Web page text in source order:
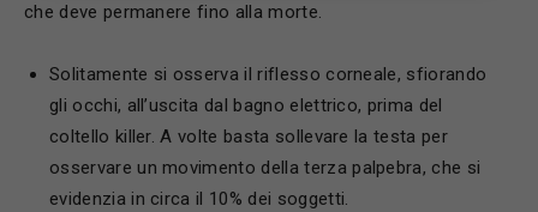
che deve permanere fino alla morte.
Solitamente si osserva il riflesso corneale, sfiorando
gli occhi, all’uscita dal bagno elettrico, prima del
coltello killer. A volte basta sollevare la testa per
osservare un movimento della terza palpebra, che si
evidenzia in circa il 10% dei soggetti.